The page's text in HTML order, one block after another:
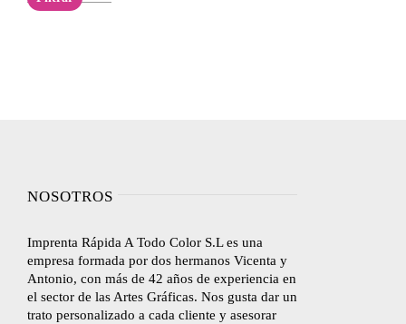
NOSOTROS
Imprenta Rápida A Todo Color S.L es una
empresa formada por dos hermanos Vicenta y
Antonio, con más de 42 años de experiencia en
el sector de las Artes Gráficas. Nos gusta dar un
trato personalizado a cada cliente y asesorar